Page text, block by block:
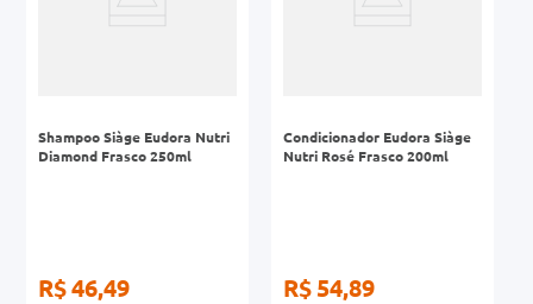
Shampoo Siàge Eudora Nutri
Diamond Frasco 250ml
R$ 46,49
Condicionador Eudora Siàge
Nutri Rosé Frasco 200ml
R$ 54,89